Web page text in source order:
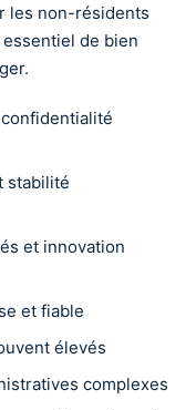
les non-résidents
de bien
stabilité
et innovation
et fiable
élevés
complexes